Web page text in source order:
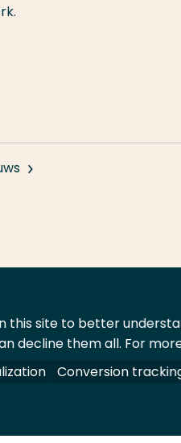
Contact Leveranciers
voorbehouden.
site to better
decline them all. For
Conversion